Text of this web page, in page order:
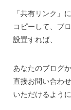
「共有リンク」
コピーして、ブ
設置すれば、
あなたのブログ
直接お問い合わ
いただけるように